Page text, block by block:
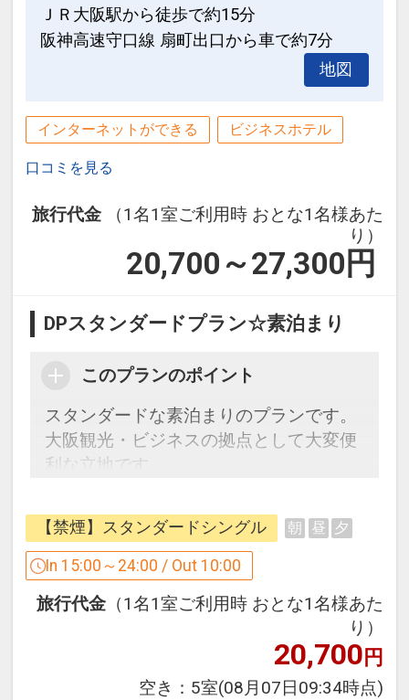
ＪＲ大阪駅から徒歩で約15分
阪神高速守口線 扇町出口から車で約7分
地図
インターネットができる ビジネスホテル
口コミを見る
旅行代金
（1名1室ご利用時 おとな1名様あた
り）
20,700～27,300 円
DPスタンダードプラン☆素泊まり
このプランのポイント
スタンダードな素泊まりのプランです。
大阪観光・ビジネスの拠点として大変便
利な立地です。
ンドリーコーナーも完備で、急なご宿泊
や長期滞在の方にもオススメです。
■全館無料Wi-Fi完備
■チェックイン前の荷物預かり無料 ※チ
ェックアウト後は有料（1点につき500
【禁煙】スタンダードシングル 朝 昼 夕
In 15:00～24:00 / Out 10:00
旅行代金 （1名1室ご利用時 おとな1名様あた
り）
20,700円
空き： 5室(08月07日09:34時点)